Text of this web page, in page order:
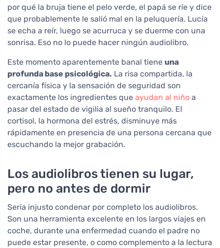
por qué la bruja tiene el pelo verde, el papá se ríe y dice
que probablemente le salió mal en la peluquería. Lucía
se echa a reír, luego se acurruca y se duerme con una
sonrisa. Eso no lo puede hacer ningún audiolibro.
Este momento aparentemente banal tiene una
profunda base psicológica. La risa compartida, la
cercanía física y la sensación de seguridad son
exactamente los ingredientes que ayudan al niño a
pasar del estado de vigilia al sueño tranquilo. El
cortisol, la hormona del estrés, disminuye más
rápidamente en presencia de una persona cercana que
escuchando la mejor grabación.
Los audiolibros tienen su lugar,
pero no antes de dormir
Sería injusto condenar por completo los audiolibros.
Son una herramienta excelente en los largos viajes en
coche, durante una enfermedad cuando el padre no
puede estar presente, o como complemento a la lectura